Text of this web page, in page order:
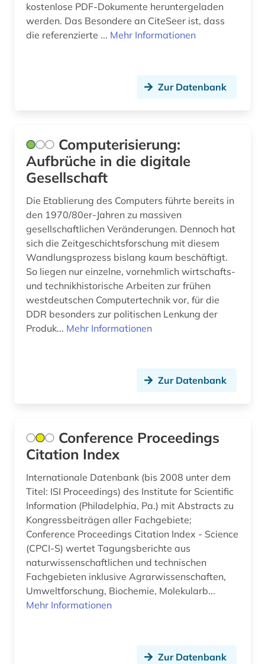
überwachungstechnologie (1)
kostenlose PDF-Dokumente heruntergeladen
werden. Das Besondere an CiteSeer ist, dass
die referenzierte ... Mehr Informationen
Zur Datenbank
Computerisierung:
Aufbrüche in die digitale
Gesellschaft
Die Etablierung des Computers führte bereits in
den 1970/80er-Jahren zu massiven
gesellschaftlichen Veränderungen. Dennoch hat
sich die Zeitgeschichtsforschung mit diesem
Wandlungsprozess bislang kaum beschäftigt.
So liegen nur einzelne, vornehmlich wirtschafts-
und technikhistorische Arbeiten zur frühen
westdeutschen Computertechnik vor, für die
DDR besonders zur politischen Lenkung der
Produk... Mehr Informationen
Zur Datenbank
Conference Proceedings
Citation Index
Internationale Datenbank (bis 2008 unter dem
Titel: ISI Proceedings) des Institute for Scientific
Information (Philadelphia, Pa.) mit Abstracts zu
Kongressbeiträgen aller Fachgebiete;
Conference Proceedings Citation Index - Science
(CPCI-S) wertet Tagungsberichte aus
naturwissenschaftlichen und technischen
Fachgebieten inklusive Agrarwissenschaften,
Umweltforschung, Biochemie, Molekularb...
Mehr Informationen
Zur Datenbank